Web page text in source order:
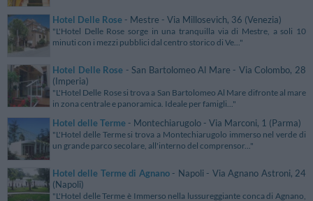
Hotel Delle Rose - Mestre - Via Millosevich, 36 (Venezia)
"L'Hotel Delle Rose sorge in una tranquilla via di Mestre, a soli 10
minuti con i mezzi pubblici dal centro storico di Ve..."
Hotel Delle Rose - San Bartolomeo Al Mare - Via Colombo, 28
(Imperia)
"L'Hotel Delle Rose si trova a San Bartolomeo Al Mare difronte al mare
in zona centrale e panoramica. Ideale per famigli..."
Hotel delle Terme - Montechiarugolo - Via Marconi, 1 (Parma)
"L'Hotel delle Terme si trova a Montechiarugolo immerso nel verde di
un grande parco secolare, all'interno del comprensor..."
Hotel delle Terme di Agnano- Napoli - Via Agnano Astroni, 24
(Napoli)
"L'Hotel delle Terme è Immerso nella lussureggiante conca di Agnano,